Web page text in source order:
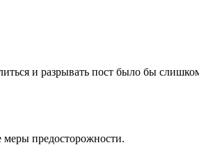
и разрывать пост было бы
предосторожности.